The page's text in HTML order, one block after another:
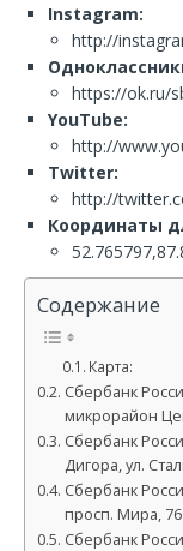
Instagram:
http://
https://ok.ru/
YouTube:
http://
Twitter:
http://
Координаты
Содержание
Карта:
Сбербанк
микрорайон
Сбербанк
Дигора, ул.
Сбербанк
просп. Мира, 76
Сбербанк